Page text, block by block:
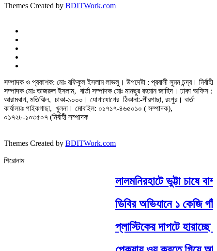
Themes Created by BDITWork.com
সম্পাদক ও প্রকাশক: মোঃ রফিকুল ইসলাম লাভলু। উপদেষ্টা : প্রবাসী সুমন চন্দ্র। নির্বাহী
সম্পাদক মোঃ তাজরুল‌‌ ইসলাম, বার্তা সম্পাদক মোঃ মানছুর রহমান জাহিদ। ঢাকা অফিস :
আরামবাগ, মতিঝিল, ঢাকা-১০০০। যোগাযোগের ঠিকানা:-পীরগাছা‌, রংপুর। বার্তা
কার্যালয়ঃ পাইকগাছা, খুলনা। মোবাইল: ০১৭১৭-৪৬৫০১০ ( সম্পাদক),
০১৭২৮-১০৩৫০৭ (নির্বাহী সম্পাদক
Themes Created by BDITWork.com
শিরোনাম
লালমনিরহাটে ভুট্টা চাষে
ডিবির অভিযানে ১ কেজি
প্লাস্টিকের দাপটে হারাচ্ছে